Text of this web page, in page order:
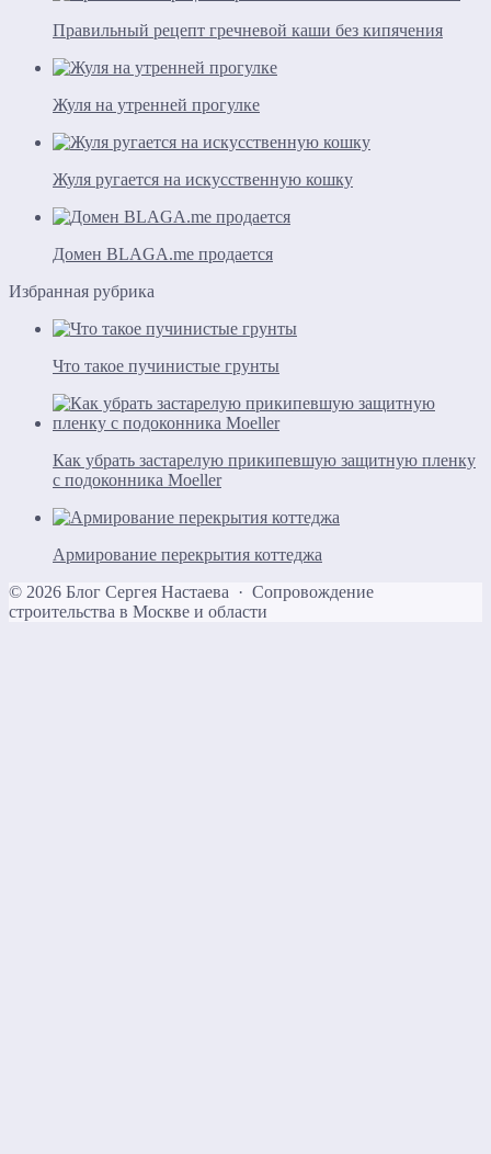
Правильный рецепт гречневой каши без кипячения
Жуля на утренней прогулке
Жуля ругается на искусственную кошку
Домен BLAGA.me продается
Избранная рубрика
Что такое пучинистые грунты
Как убрать застарелую прикипевшую защитную пленку
с подоконника Moeller
Армирование перекрытия коттеджа
© 2026 Блог Сергея Настаева · Сопровождение
строительства в Москве и области